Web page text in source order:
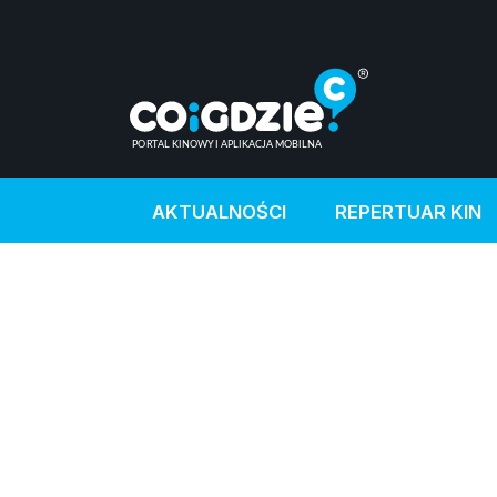
AKTUALNOŚCI REPERTUAR KIN